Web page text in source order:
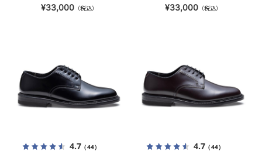
¥33,000（税込） ¥33,000（税込）
4.7（44） 4.7（44）